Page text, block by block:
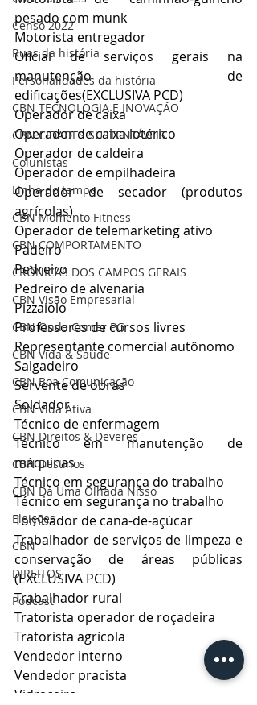
Censo 2022
Ruas da história
Personalidades da história
CBN TECNOLOGIA E INOVAÇÃO
CBN CIDADES SUSTENTÁVEIS
Colunistas
Linha do tempo
CBN Momento Fitness
CBN COMPORTAMENTO
CRÔNICAS DOS CAMPOS GERAIS
CBN Visão Empresarial
CBN Onde Comer PG
CBN Vida & Saúde
CBN Boa Comunicação
CBN Vida Ativa
CBN Direitos & Deveres
CBN Destinos
CBN Dá Uma Olhada Nisso
Eleições
CBN
DIREITOS
Podcast
pesado com munk
Motorista entregador
Oficial de serviços gerais na
manutenção de
edificações(EXCLUSIVA PCD)
Operador de caixa
Operador de caixa lotérico
Operador de caldeira
Operador de empilhadeira
Operador de secador (produtos
agrícolas)
Operador de telemarketing ativo
Padeiro
Pedreiro
Pedreiro de alvenaria
Pizzaiolo
Professores de cursos livres
Representante comercial autônomo
Salgadeiro
Servente de obras
Soldador
Técnico de enfermagem
Técnico em manutenção de
máquinas
Técnico em segurança do trabalho
Técnico em segurança no trabalho
Tombador de cana-de-açúcar
Trabalhador de serviços de limpeza e
conservação de áreas públicas
(EXCLUSIVA PCD)
Trabalhador rural
Tratorista operador de roçadeira
Tratorista agrícola
Vendedor interno
Vendedor pracista
Vidraceiro